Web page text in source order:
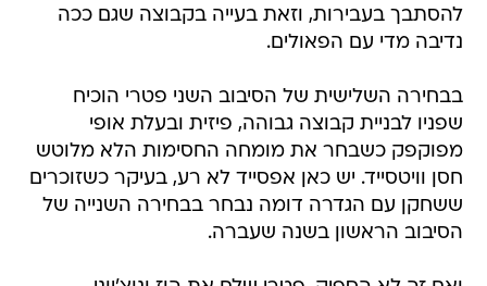
בבחירה השלישית של הסיבוב השני פטרי הוכיח
מפוקפק כשבחר את מומחה החסימות הלא מלוטש
חסן וויטסייד. יש כאן אפסייד לא רע, בעיקר כשזוכרים
ששחקן עם הגדרה דומה נבחר בבחירה השנייה של
הסיבוב הראשון בשנה שעברה.
ואם זה לא הספיק, פטרי שלח את הוז ונוצ'יוני